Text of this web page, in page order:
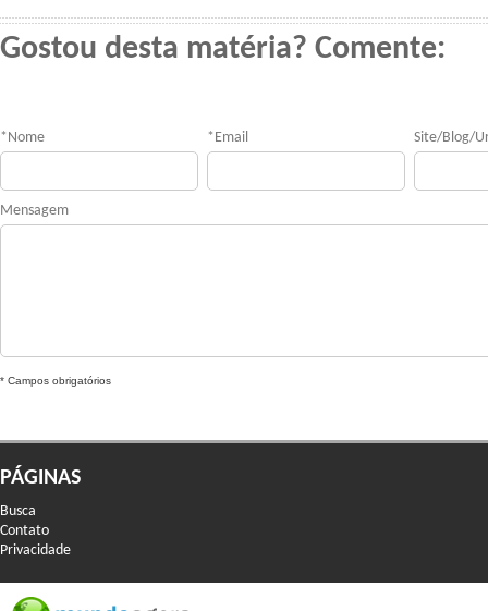
Gostou desta matéria? Comente:
* Nome * Email Site/Blog/
Mensagem
* Campos obrigatórios
PÁGINAS
Busca
Contato
Privacidade